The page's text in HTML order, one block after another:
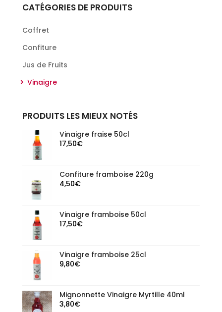
CATÉGORIES DE PRODUITS
Coffret
Confiture
Jus de Fruits
Vinaigre
PRODUITS LES MIEUX NOTÉS
Vinaigre fraise 50cl
17,50€
Confiture framboise 220g
4,50€
Vinaigre framboise 50cl
17,50€
Vinaigre framboise 25cl
9,80€
Mignonnette Vinaigre Myrtille 40ml
3,80€